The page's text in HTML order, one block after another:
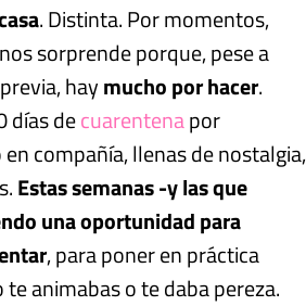
. Distinta. Por momentos,
sorprende porque, pese a
haymucho por hacer.
días decuarentenapor
en compañía, llenas de nostalgia,
Estas semanas -y las que
una oportunidad para
, para poner en práctica
animabas o te daba pereza.